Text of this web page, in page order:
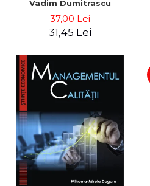
PACHETE DE STUDIU
PROMOȚIILE LUNII
ULTIMELE EXEMPLARE
Vadim Dumitrascu
37,00 Lei
31,45 Lei